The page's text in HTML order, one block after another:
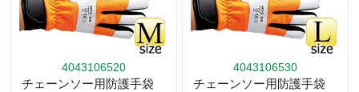
4043106520
チェーンソー用防護手袋
4043106530
チェーンソー用防護手袋